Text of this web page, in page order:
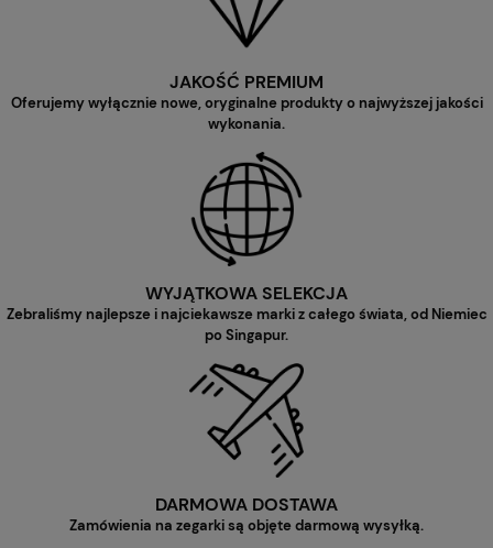
JAKOŚĆ PREMIUM
Oferujemy wyłącznie nowe, oryginalne produkty o najwyższej jakości
wykonania.
WYJĄTKOWA SELEKCJA
Zebraliśmy najlepsze i najciekawsze marki z całego świata, od Niemiec
po Singapur.
DARMOWA DOSTAWA
Zamówienia na zegarki są objęte darmową wysyłką.